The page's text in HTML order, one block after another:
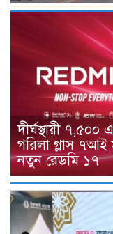
দীর্ঘস্থায়ী
গরিলা গ্লাস ৭আই
নতুন রেডমি ১৭